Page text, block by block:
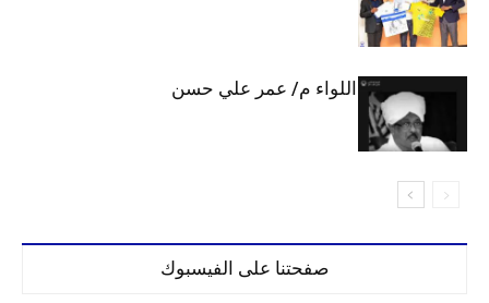
الهلال يحتسب اللواء م/ عمر علي حسن
صفحتنا على الفيسبوك